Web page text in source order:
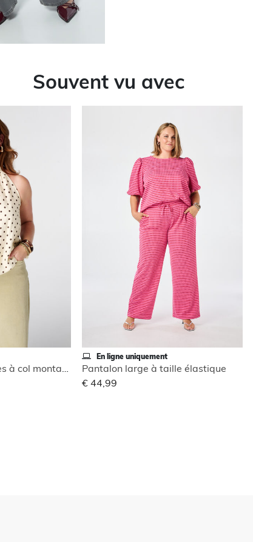
Souvent vu avec
Blouse sans manches à col montant
En ligne uniquement
Pantalon large à taille élastique
€ 44,99